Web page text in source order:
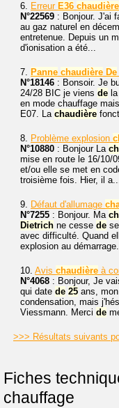
6. Erreur E36 chaudière
N°22569 : Bonjour. J'ai
au gaz naturel en
entretenue. Depuis un
d'ionisation a été...
7. Panne chaudière De
N°18146 : Bonsoir. Je
24/28 BIC je viens de
en mode chauffage
E07. La chaudière
8. Problème explosion
N°10880 : Bonjour La
mise en route le 16/10/
et/ou elle se met en
troisième fois. Hier, il
9. Défaut d'allumage
N°7255 : Bonjour. Ma
Dietrich ne cesse de
avec difficulté. Quand
explosion au
10. Avis chaudière à
N°4068 : Bonjour, Je
qui date de 25 ans,
condensation, mais
Viessmann. Merci de
>>> Résultats suivants
Fiches
chauffage